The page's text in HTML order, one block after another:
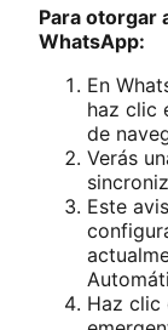
Para otorgar
WhatsApp:
En
haz clic
de
Verás
Este
Haz clic